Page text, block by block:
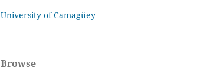
University of Camagüey
Browse